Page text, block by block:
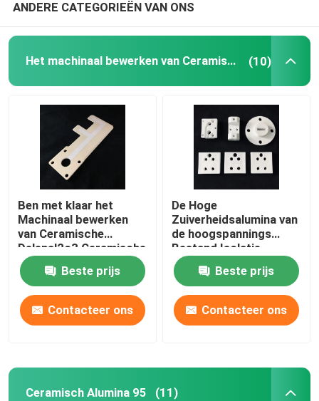
ANDERE CATEGORIEËN VAN ONS
Het machinaal bewerken van Ceramische Delen (10)
Ben met klaar het
Machinaal bewerken
van Ceramische
Delenal2o3 Ceramische
Vacuümzuiging 99
Alumina Ceramische
Plaat
Beste prijs
Contacteer ons
De Hoge
Zuiverheidsalumina van
de hoogspannings
Bestand Isolatie
Ceramisch voor New
Energy-Industrie
Beste prijs
Contacteer ons
Ceramisch Alumina 95 (11)